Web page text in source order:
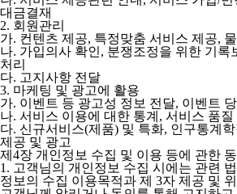
대금결재
2. 회원관리
가. 컨텐츠 제공, 특정맞춤 서비스 제공,
나. 가입의사 확인, 분쟁조정을 위한 기록
처리
다. 고지사항 전달
3. 마케팅 및 광고에 활용
가. 이벤트 등 광고성 정보 전달, 이벤트
나. 서비스 이용에 대한 통계, 서비스 품
다. 신규서비스(제품) 및 특화, 인구통계
제공 및 광고
제4장 개인정보 수집 및 이용 등에 관한
1. 고객님의 개인정보 수집 시에는 관련
정보의 수집 이용목적과 제 3자 제공 및